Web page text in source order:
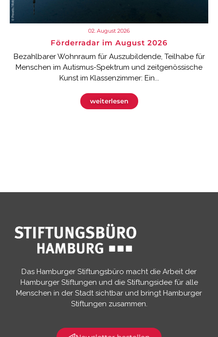
02. August 2026
Förderradar im August 2026
Bezahlbarer Wohnraum für Auszubildende, Teilhabe für
Menschen im Autismus-Spektrum und zeitgenössische
Kunst im Klassenzimmer: Ein...
weiterlesen
Das Hamburger Stiftungsbüro macht die Arbeit der
Hamburger Stiftungen und die Stiftungsidee für alle
Menschen in der Stadt sichtbar und bringt Hamburger
Stiftungen zusammen.​